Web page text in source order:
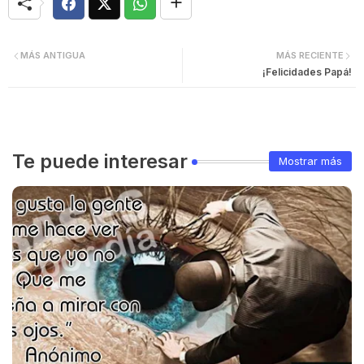
MÁS RECIENTE
¡Felicidades Papá!
MÁS ANTIGUA
Te puede interesar Mostrar más